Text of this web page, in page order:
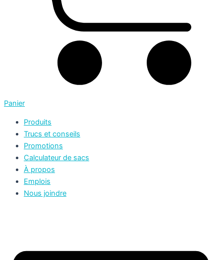
Panier
Produits
Trucs et conseils
Promotions
Calculateur de sacs
À propos
Emplois
Nous joindre